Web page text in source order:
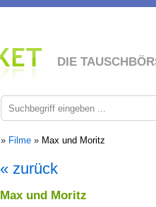
DIE
» Filme » Max und Moritz
« zurück
Max und Moritz